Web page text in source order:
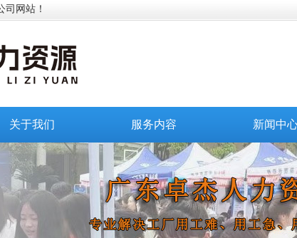
网站！
关于我们 服务内容 新闻中